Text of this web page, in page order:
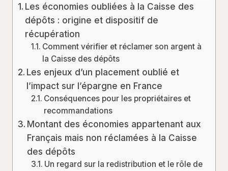
Les économies oubliées à la Caisse des
dépôts : origine et dispositif de
récupération
Comment vérifier et réclamer son argent à
la Caisse des dépôts
Les enjeux d’un placement oublié et
l’impact sur l’épargne en France
Conséquences pour les propriétaires et
recommandations
Montant des économies appartenant aux
Français mais non réclamées à la Caisse
des dépôts
Un regard sur la redistribution et le rôle de